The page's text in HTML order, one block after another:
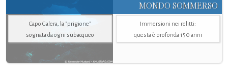
MONDO SOMMERSO
Capo Galera, la "prigione"
sognata da ogni subacqueo
Immersioni nei relitti:
questa è profonda 150 anni